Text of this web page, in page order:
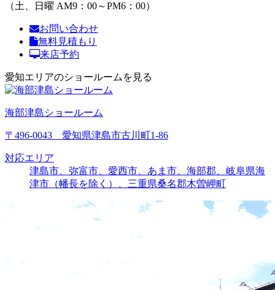
（土、日曜 AM9：00～PM6：00）
お問い合わせ
無料見積もり
来店予約
愛知エリアのショールームを見る
海部津島ショールーム
〒496-0043 愛知県津島市古川町1-86
対応エリア
津島市、弥富市、愛西市、あま市、海部郡、岐阜県海
津市（幡長を除く）、三重県桑名郡木曽岬町